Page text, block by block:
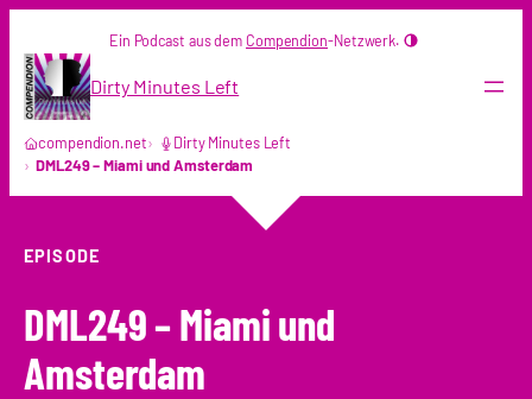
Inhalt
springen
Ein Podcast aus dem Compendion-Netzwerk.
Dirty Minutes Left
compendion.net
Dirty Minutes Left
DML249 – Miami und Amsterdam
EPISODE
DML249 – Miami und
Amsterdam